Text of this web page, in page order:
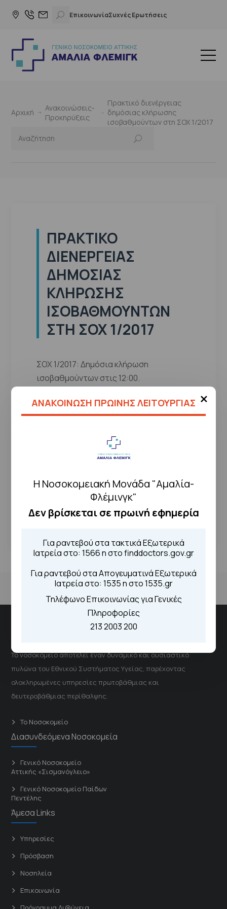
ΕπικοινωνίαΣυχνές Ερωτήσεις
×
ΑΝΑΚΟΙΝΩΣΗ ΠΡΩΙΝΗΣ ΛΕΙΤΟΥΡΓΙΑΣ
Η Νοσοκομειακή Μονάδα "Αμαλία-
Φλέμινγκ"
Δεν βρίσκεται σε πρωινή εφημερία
Για ραντεβού στα τακτικά Εξωτερικά
Ιατρεία στο: 1566 η στο finddoctors.gov.gr
Για ραντεβού στα Απογευματινά Εξωτερικά
Ιατρεία στο: 1535 η στο 1535.gr
Τηλέφωνο Επικοινωνίας για Γενικές
Πληροφορίες
213 2003 200
Αρχική
Ανακοινώσεις-
Προκηρύξεις
Πρακτικό διενέργειας
δημόσιας κλήρωσης
ισοβαθμούντων στη ΣΟΧ 1/2017
ΠΡΑΚΤΙΚΌ
ΔΙΕΝΈΡΓΕΙΑΣ
ΔΗΜΌΣΙΑΣ
ΚΛΉΡΩΣΗΣ
ΙΣΟΒΑΘΜΟΎΝΤΩΝ
ΣΤΗ ΣΟΧ 1/2017
ΣΟΧ 1/2017: Δημόσια κλήρωση
ισοβαθμούντων στις 12:00.
ΔΕΊΤΕ ΤΟ ΑΡΧΕΊΟ
← Επιστροφή
Νοσοκομειακή Μονάδα "Αμαλία Φλέμιγκ"
Το νοσοκομείο αποτελεί έναν δυναμικό και ουσιαστικό
πυλώνα του Εθνικού Συστήματος Υγείας, παρέχοντας
ολοκληρωμένες υπηρεσίες πρωτοβάθμιας και
δευτεροβάθμιας περίθαλψης.
Το Νοσοκομείο
Διασυνδεόμενα Νοσοκομεία
Γενικό Νοσοκομείο
Αττικής «Σισμανόγλειο»
Γενικό Νοσοκομείο Παίδων
Πεντέλης
Άμεσα Links
Υπηρεσίες
Πρόσβαση
Νοσηλεία
Επικοινωνία